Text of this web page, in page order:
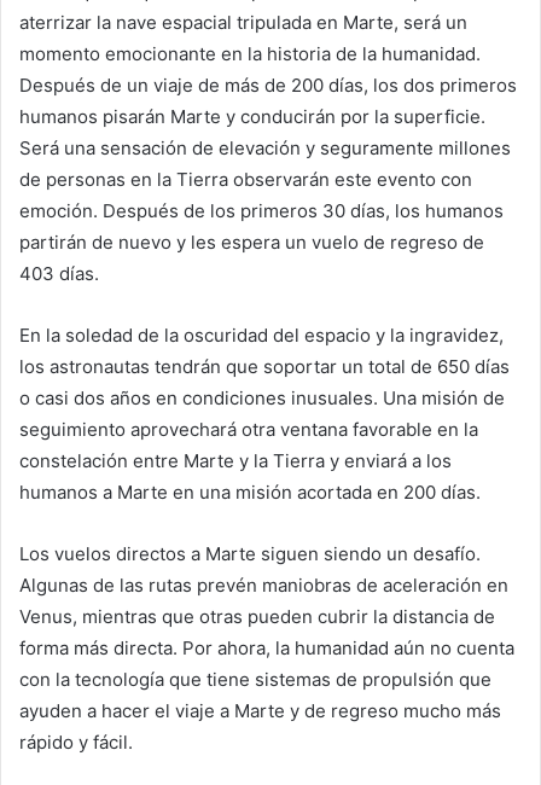
aterrizar la nave espacial tripulada en Marte, será un
momento emocionante en la historia de la humanidad.
Después de un viaje de más de 200 días, los dos primeros
humanos pisarán Marte y conducirán por la superficie.
Será una sensación de elevación y seguramente millones
de personas en la Tierra observarán este evento con
emoción. Después de los primeros 30 días, los humanos
partirán de nuevo y les espera un vuelo de regreso de
403 días.
En la soledad de la oscuridad del espacio y la ingravidez,
los astronautas tendrán que soportar un total de 650 días
o casi dos años en condiciones inusuales. Una misión de
seguimiento aprovechará otra ventana favorable en la
constelación entre Marte y la Tierra y enviará a los
humanos a Marte en una misión acortada en 200 días.
Los vuelos directos a Marte siguen siendo un desafío.
Algunas de las rutas prevén maniobras de aceleración en
Venus, mientras que otras pueden cubrir la distancia de
forma más directa. Por ahora, la humanidad aún no cuenta
con la tecnología que tiene sistemas de propulsión que
ayuden a hacer el viaje a Marte y de regreso mucho más
rápido y fácil.